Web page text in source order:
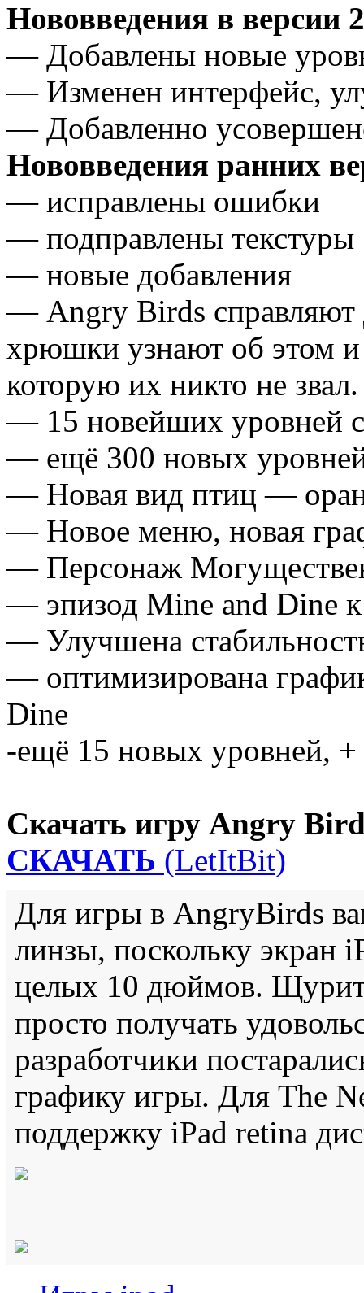
Нововведения в
— Добавлены новые
— Изменен интерфейс,
— Добавленно
Нововведения ранних
— исправлены ошибки
— подправлены текстуры
— новые добавления
— Angry Birds справляют
хрюшки узнают об этом и
которую их никто не звал.
— 15 новейших уровней
— ещё 300 новых
— Новая вид птиц —
— Новое меню, новая
— Персонаж
— эпизод Mine and Dine
— Улучшена
— оптимизирована
Dine
-ещё 15 новых уровней, +
Скачать игру Angry
СКАЧАТЬ (LetItBit)
Для игры в AngryBirds
линзы, поскольку экран
целых 10 дюймов.
просто получать
разработчики
графику игры. Для The
поддержку iPad retina